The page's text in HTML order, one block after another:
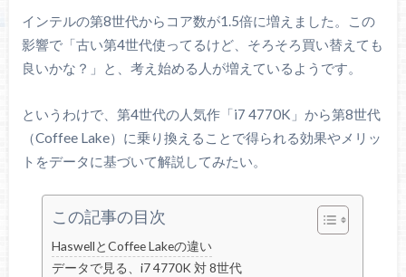
インテルの第8世代からコア数が1.5倍に増えました。この
影響で「古い第4世代使ってるけど、そろそろ買い替えても
良いかな？」と、考え始める人が増えているようです。
というわけで、第4世代の人気作「i7 4770K」から第8世代
（Coffee Lake）に乗り換えることで得られる効果やメリッ
トをデータに基づいて解説してみたい。
この記事の目次
HaswellとCoffee Lakeの違い
データで見る、i7 4770K 対 8世代